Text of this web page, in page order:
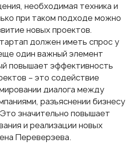
необходимая техника и
при таком подходе можно
новых проектов.
должен иметь спрос у
один важный элемент
повышает эффективность
– это содействие
диалога между
разъяснении бизнесу
значительно повышает
и реализации новых
Переверзева.